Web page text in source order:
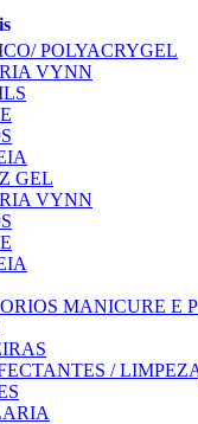
POLYACRYGEL
VYNN
GEL
VYNN
MANICURE E
/